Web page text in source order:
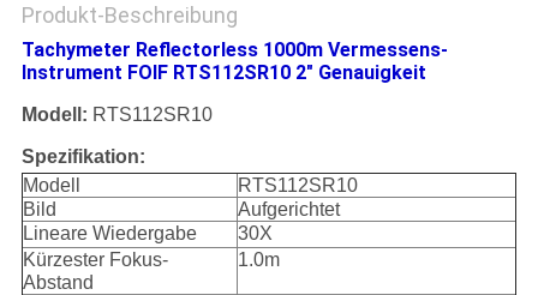
Produkt-Beschreibung
Tachymeter Reflectorless 1000m Vermessens-
Instrument FOIF RTS112SR10 2" Genauigkeit
Modell: RTS112SR10
Spezifikation:
Modell
RTS112SR10
Bild
Aufgerichtet
Lineare Wiedergabe
30X
Kürzester Fokus-
Abstand
1.0m